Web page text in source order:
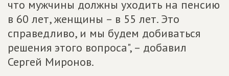
что мужчины должны уходить на пенсию
в 60 лет, женщины – в 55 лет. Это
справедливо, и мы будем добиваться
решения этого вопроса", – добавил
Сергей Миронов.